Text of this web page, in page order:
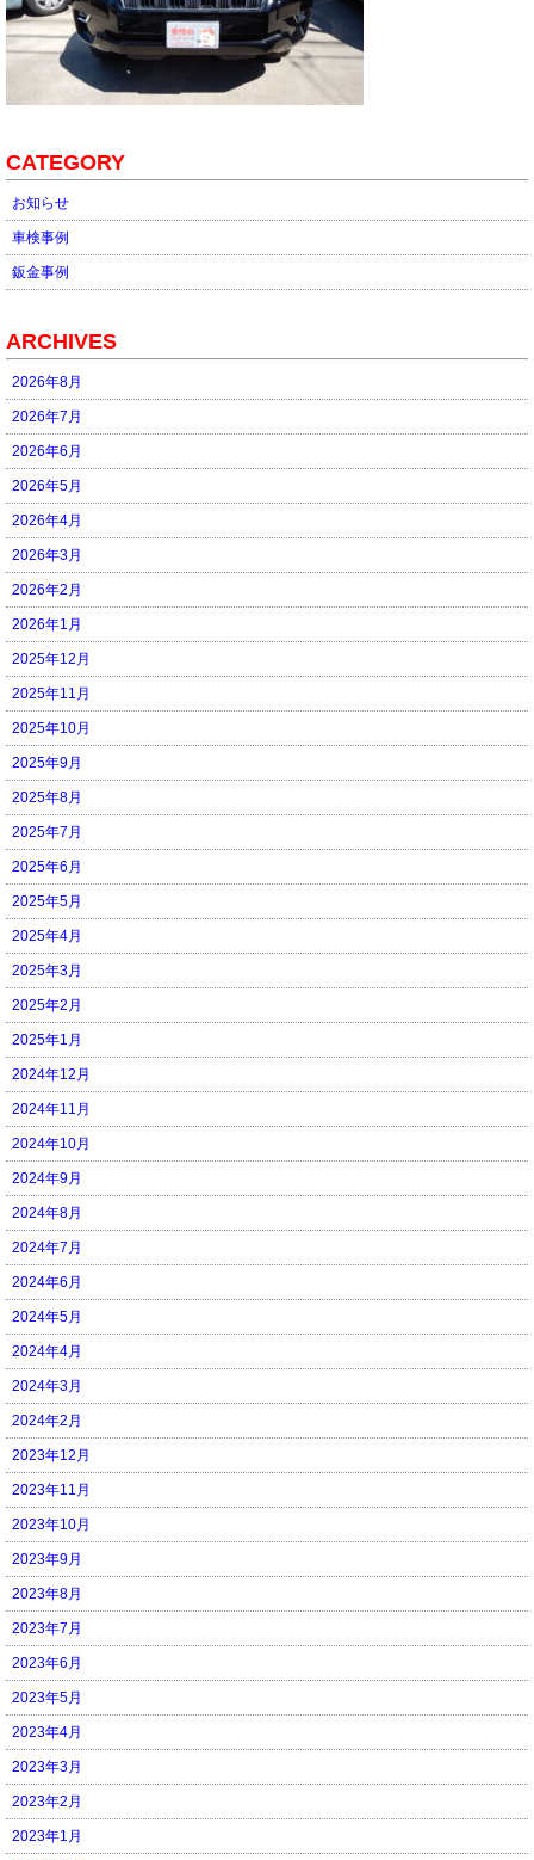
CATEGORY
お知らせ
車検事例
鈑金事例
ARCHIVES
2026年8月
2026年7月
2026年6月
2026年5月
2026年4月
2026年3月
2026年2月
2026年1月
2025年12月
2025年11月
2025年10月
2025年9月
2025年8月
2025年7月
2025年6月
2025年5月
2025年4月
2025年3月
2025年2月
2025年1月
2024年12月
2024年11月
2024年10月
2024年9月
2024年8月
2024年7月
2024年6月
2024年5月
2024年4月
2024年3月
2024年2月
2023年12月
2023年11月
2023年10月
2023年9月
2023年8月
2023年7月
2023年6月
2023年5月
2023年4月
2023年3月
2023年2月
2023年1月